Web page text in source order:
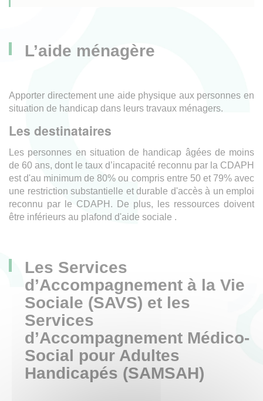
L’aide ménagère
Apporter directement une aide physique aux personnes en
situation de handicap dans leurs travaux ménagers.
Les destinataires
Les personnes en situation de handicap âgées de moins
de 60 ans, dont le taux d’incapacité reconnu par la CDAPH
est d'au minimum de 80% ou compris entre 50 et 79% avec
une restriction substantielle et durable d'accès à un emploi
reconnu par le CDAPH. De plus, les ressources doivent
être inférieurs au plafond d'aide sociale .
Les Services
d’Accompagnement à la Vie
Sociale (SAVS) et les
Services
d’Accompagnement Médico-
Social pour Adultes
Handicapés (SAMSAH)